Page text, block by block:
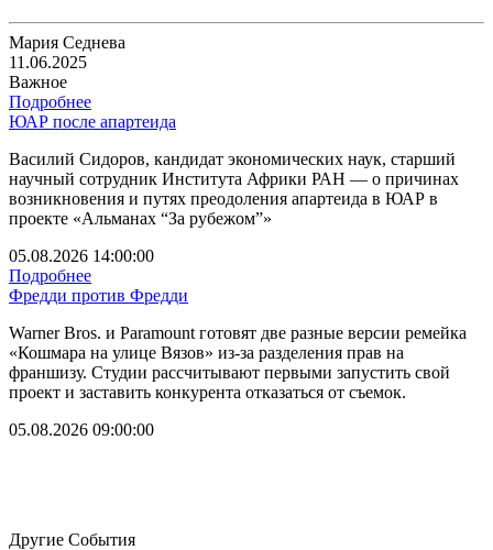
Мария Седнева
11.06.2025
Важное
Подробнее
ЮАР после апартеида
Василий Сидоров, кандидат экономических наук, старший
научный сотрудник Института Африки РАН — о причинах
возникновения и путях преодоления апартеида в ЮАР в
проекте «Альманах “За рубежом”»
05.08.2026 14:00:00
Подробнее
Фредди против Фредди
Warner Bros. и Paramount готовят две разные версии ремейка
«Кошмара на улице Вязов» из-за разделения прав на
франшизу. Студии рассчитывают первыми запустить свой
проект и заставить конкурента отказаться от съемок.
05.08.2026 09:00:00
Другие События